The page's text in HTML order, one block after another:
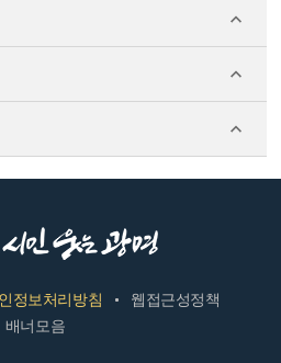
정보처리방침
웹접근성정책
배너모음